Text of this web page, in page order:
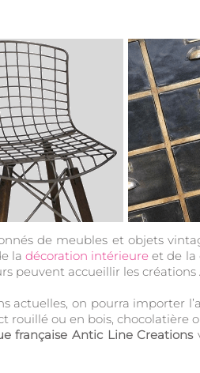
de meubles et objets
la décoration intérieure et de la
peuvent accueillir les créations
actuelles, on pourra importer
rouillé ou en bois,
française Antic Line Creations